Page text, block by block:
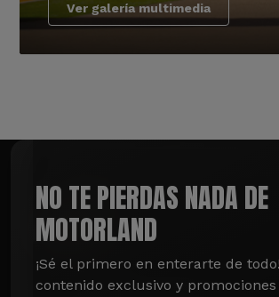
Ver galería multimedia
NO TE PIERDAS NADA DE
MOTORLAND
¡Sé el primero en enterarte de
contenido exclusivo y